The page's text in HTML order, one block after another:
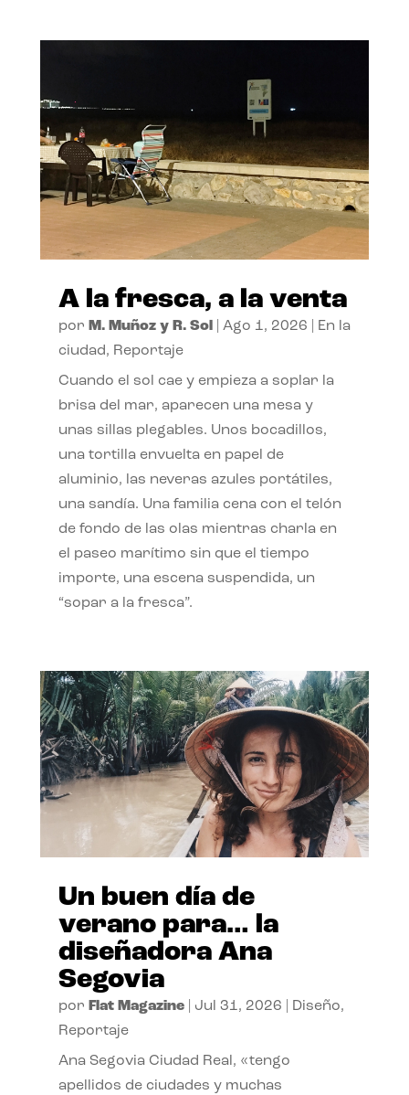
A la fresca, a la venta
por M. Muñoz y R. Sol| Ago 1, 2026
En la
ciudad, Reportaje
Cuando el sol cae y empieza a soplar la
brisa del mar, aparecen una mesa y
unas sillas plegables. Unos bocadillos,
una tortilla envuelta en papel de
aluminio, las neveras azules portátiles,
una sandía. Una familia cena con el telón
de fondo de las olas mientras charla en
el paseo marítimo sin que el tiempo
importe, una escena suspendida, un
“sopar a la fresca”.
Un buen día de
verano para… la
diseñadora Ana
Segovia
por Flat Magazine| Jul 31, 2026 Diseño,
Reportaje
Ana Segovia Ciudad Real, «tengo
apellidos de ciudades y muchas